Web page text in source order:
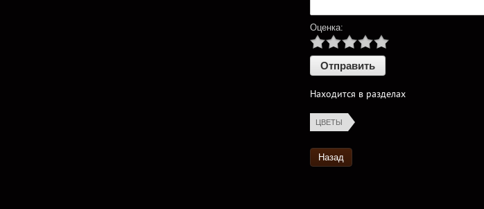
Оценка:
Находится в разделах
ЦВЕТЫ
Назад